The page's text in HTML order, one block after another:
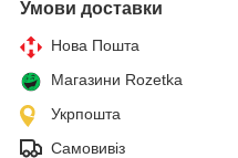
Умови доставки
Нова Пошта
Магазини Rozetka
Укрпошта
Самовивіз